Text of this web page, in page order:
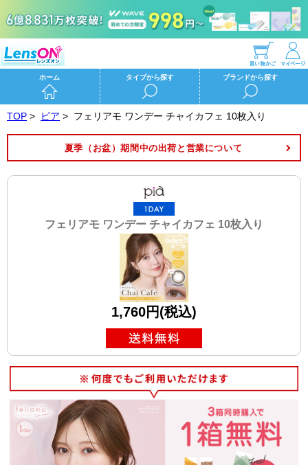
ホーム タイプから探す ブランドから探す
TOP > ピア > フェリアモ ワンデー チャイカフェ 10枚入り
夏季（お盆）期間中の出荷と営業について
フェリアモ ワンデー チャイカフェ 10枚入り
1,760円(税込)